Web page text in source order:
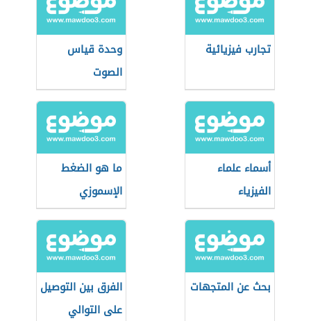
تجارب فيزيائية
وحدة قياس
الصوت
أسماء علماء
الفيزياء
ما هو الضغط
الإسموزي
بحث عن المتجهات
الفرق بين التوصيل
على التوالي